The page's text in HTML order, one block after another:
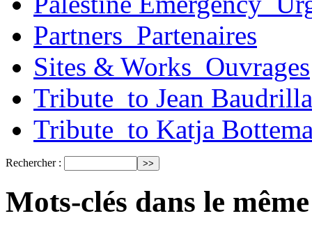
Partners_Partenaires
Sites & Works_Ouvrages
Tribute_to Jean
Tribute_to Katja
Rechercher :
Mots-clés dans le